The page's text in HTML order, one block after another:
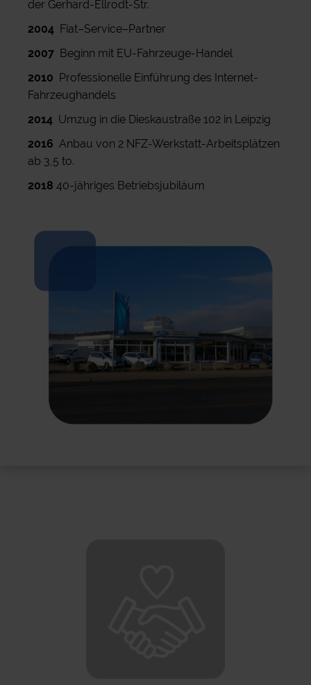
der Gerhard-Ellrodt-Str.
2004 Fiat–Service–Partner
2007 Beginn mit EU-Fahrzeuge-Handel
2010 Professionelle Einführung des Internet-
Fahrzeughandels
2014 Umzug in die Dieskaustraße 102 in Leipzig
2016 Anbau von 2 NFZ-Werkstatt-Arbeitsplätzen
ab 3,5 to.
2018 40-jähriges Betriebsjubiläum